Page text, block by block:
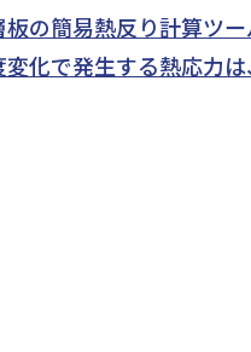
板の簡易熱反り計算ツー
変化で発生する熱応力